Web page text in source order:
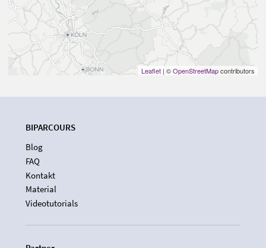
Leaflet | ©OpenStreetMapcontributors
BIPARCOURS
Blog
FAQ
Kontakt
Material
Videotutorials